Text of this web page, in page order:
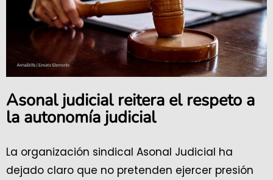
Asonal judicial reitera el respeto a
la autonomía judicial
La organización sindical Asonal Judicial ha
dejado claro que no pretenden ejercer presión